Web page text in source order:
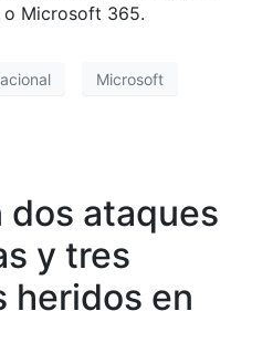
Microsoft 365.
Microsoft
dos ataques
y tres
heridos en